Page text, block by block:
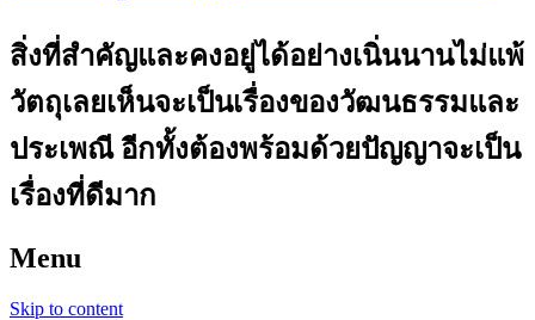
สิ่งที่สำคัญและคงอยู่ได้อย่างเนิ่นนานไม่แพ้
วัตถุเลยเห็นจะเป็นเรื่องของวัฒนธรรมและ
ประเพณี อีกทั้งต้องพร้อมด้วยปัญญาจะเป็น
เรื่องที่ดีมาก
Menu
Skip to content